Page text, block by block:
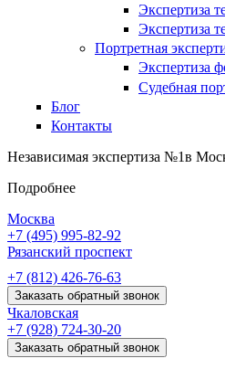
Экспертиза
Экспертиза
Портретная
Экспертиза
Судебная
Блог
Контакты
Независимая экспертиза №1в
Подробнее
Москва
+7 (495) 995-82-92
Рязанский проспект
+7 (812) 426-76-63
Заказать обратный звонок
Чкаловская
+7 (928) 724-30-20
Заказать обратный звонок